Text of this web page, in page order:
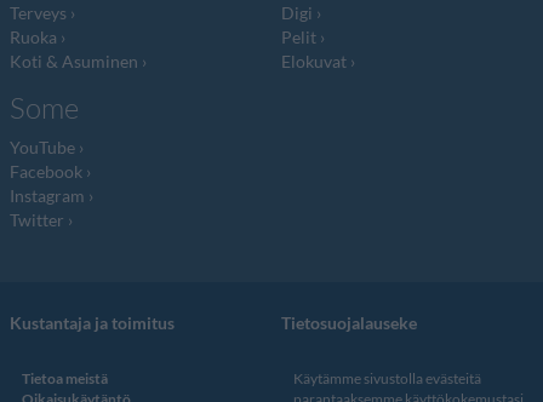
Terveys
Ruoka
Koti & Asuminen
Digi
Pelit
Elokuvat
Some
YouTube
Facebook
Instagram
Twitter
Kustantaja ja toimitus
Tietoa meistä
Oikaisukäytäntö
Tietosuojalauseke
Käytämme sivustolla evästeitä
parantaaksemme käyttökokemustasi.